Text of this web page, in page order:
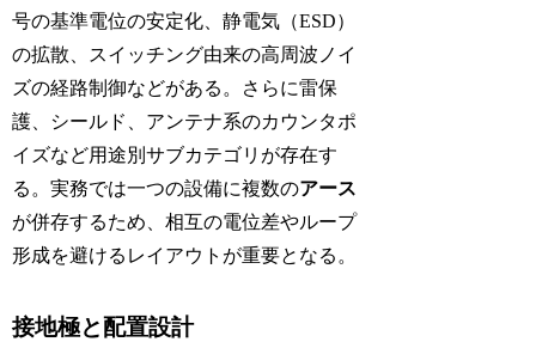
号の基準電位の安定化、静電気（ESD）
の拡散、スイッチング由来の高周波ノイ
ズの経路制御などがある。さらに雷保
護、シールド、アンテナ系のカウンタポ
イズなど用途別サブカテゴリが存在す
る。実務では一つの設備に複数のアース
が併存するため、相互の電位差やループ
形成を避けるレイアウトが重要となる。
接地極と配置設計